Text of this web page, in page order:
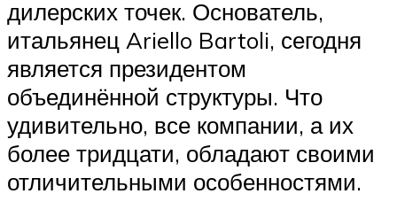
дилерских точек. Основатель,
итальянец Ariello Bartoli, сегодня
является президентом
объединённой структуры. Что
удивительно, все компании, а их
более тридцати, обладают своими
отличительными особенностями.